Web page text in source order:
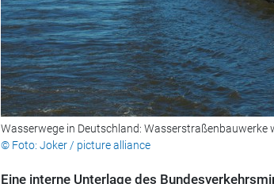
Wasserwege in Deutschland: Wasserstraßenbauwerke
© Foto: Joker / picture alliance
Eine interne Unterlage des